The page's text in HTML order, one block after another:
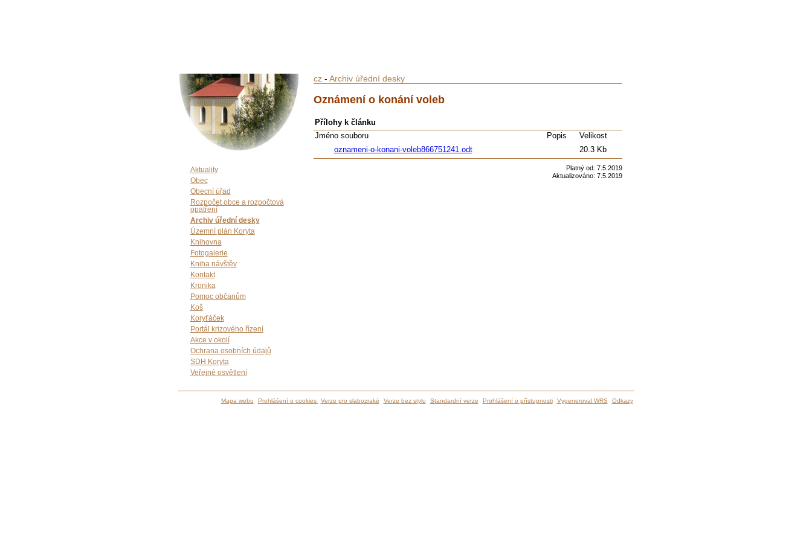
Aktuality
Obec
Obecní úřad
Rozpočet obce a rozpočtová
opatření
Archiv úřední desky
Územní plán Koryta
Knihovna
Fotogalerie
Kniha návštěv
Kontakt
Kronika
Pomoc občanům
Koš
Koryťáček
Portál krizového řízení
Akce v okolí
Ochrana osobních údajů
SDH Koryta
Veřejné osvětlení
cz- Archiv úřední desky
Oznámení o konání voleb
Přílohy k článku
Jméno souboru
Popis
Velikost
oznameni-o-konani-voleb866751241.odt
20.3 Kb
Platný od: 7.5.2019
Aktualizováno: 7.5.2019
Mapa webu Prohlášení o cookies Verze pro slabozraké Verze bez stylu Standardní verze Prohlášení o přístupnosti Vygeneroval WRS Odkazy